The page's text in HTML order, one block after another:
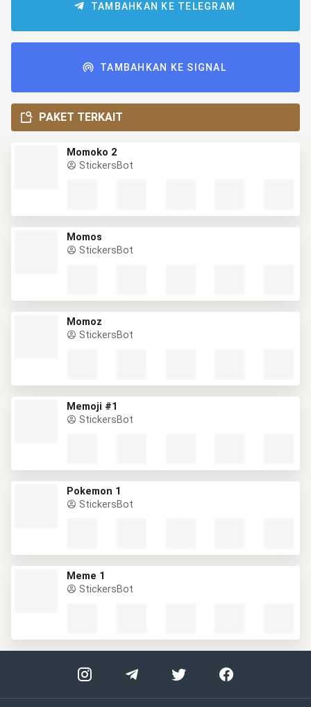
TAMBAHKAN KE TELEGRAM
TAMBAHKAN KE SIGNAL
PAKET TERKAIT
Momoko 2
StickersBot
Momos
StickersBot
Momoz
StickersBot
Memoji #1
StickersBot
Pokemon 1
StickersBot
Meme 1
StickersBot